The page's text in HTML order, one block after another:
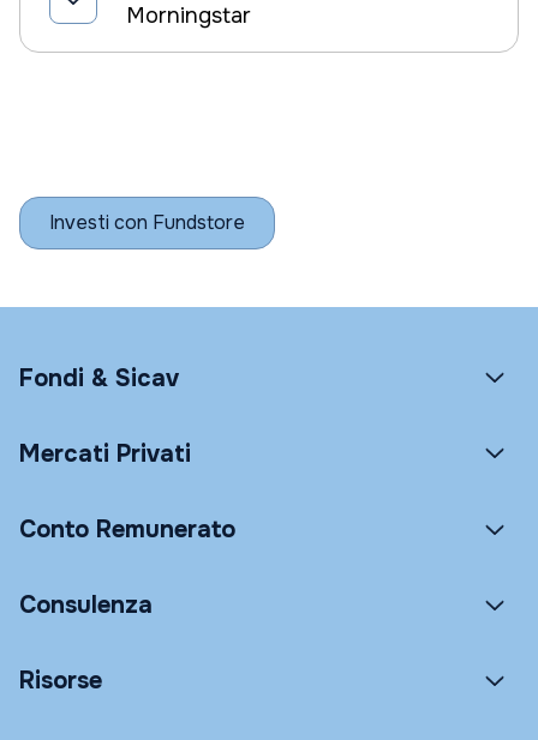
Morningstar
Investi con Fundstore
Fondi & Sicav
Mercati Privati
Conto Remunerato
Consulenza
Risorse